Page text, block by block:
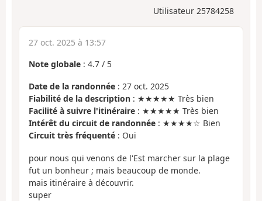
Utilisateur 25784258
27 oct. 2025 à 13:57
Note globale : 4.7 / 5
Date de la randonnée : 27 oct. 2025
Fiabilité de la description : ★★★★★ Très bien
Facilité à suivre l'itinéraire : ★★★★★ Très bien
Intérêt du circuit de randonnée : ★★★★☆ Bien
Circuit très fréquenté : Oui
pour nous qui venons de l'Est marcher sur la plage
fut un bonheur ; mais beaucoup de monde.
mais itinéraire à découvrir.
super